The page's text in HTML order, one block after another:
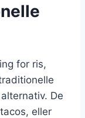
for ris,
De
eller